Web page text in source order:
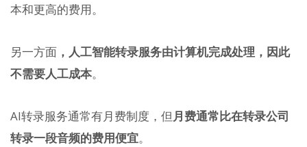
本和更高的费用。
另一方面 ，人工智能转录服务由计算机完成处理，因此
不需要人工成本。
AI转录服务通常有月费制度，但月费通常比在转录公司
转录一段音频的费用便宜。